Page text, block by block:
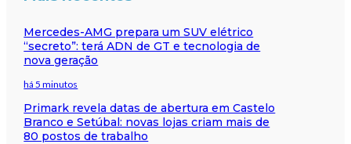
Mercedes-AMG prepara um SUV elétrico
“secreto”: terá ADN de GT e tecnologia de
nova geração
há 5 minutos
Primark revela datas de abertura em Castelo
Branco e Setúbal: novas lojas criam mais de
80 postos de trabalho